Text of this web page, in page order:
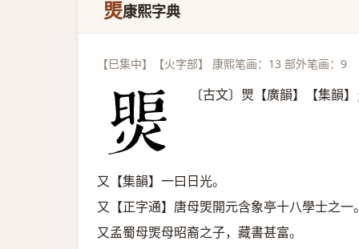
煚康熙字典
【巳集中】【火字部】 康熙笔画：13 部外笔画：9
〔古文〕煛【廣韻】【集韻】
又【集韻】一曰日光。
又【正字通】唐母煚開元含象亭十八學士之一
又孟蜀母煚母昭裔之子，藏書甚富。